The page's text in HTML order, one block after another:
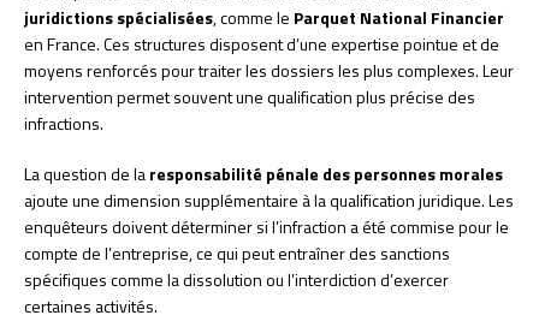
juridictions spécialisées, comme le Parquet National Financier
en France. Ces structures disposent d’une expertise pointue et de
moyens renforcés pour traiter les dossiers les plus complexes. Leur
intervention permet souvent une qualification plus précise des
infractions.
La question de laresponsabilité pénale des personnes morales
ajoute une dimension supplémentaire à la qualification juridique. Les
enquêteurs doivent déterminer si l’infraction a été commise pour le
compte de l’entreprise, ce qui peut entraîner des sanctions
spécifiques comme la dissolution ou l’interdiction d’exercer
certaines activités.